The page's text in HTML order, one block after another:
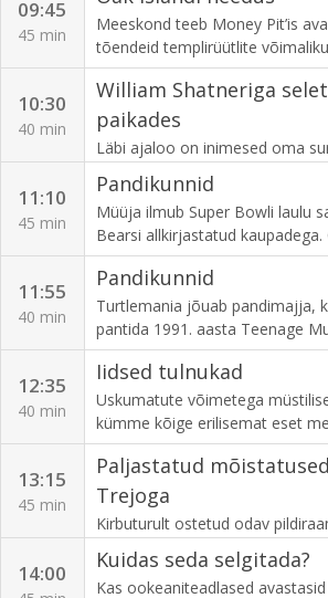
lasketiiru.
09:45
45 min
Meeskond teeb Money Pit’is
tõendeid templirüütlite
Islandi mõistatusega.
10:30
40 min
William Shatneriga
paikades
Läbi ajaloo on inimesed oma
meil on loomupärane vajadus
kaevata? Mida me otsime ja
saladused jäävad haudadesse
11:10
45 min
Pandikunnid
Müüja ilmub Super Bowli laulu
Bearsi allkirjastatud
poosi, kui uurib pronksist
tervitab oma väikest sõpra –
koopiat filmist "Scarface".
11:55
40 min
Pandikunnid
Turtlemania jõuab pandimajja,
pantida 1991. aasta Teenage
tegelaskuju ja prototüüpi. Kas
hinnasoovi peale "cowabunga"
"kilbiks"?
12:35
40 min
Iidsed tulnukad
Uskumatute võimetega
kümme kõige erilisemat eset
13:15
45 min
Paljastatud
Trejoga
Kirbuturult ostetud odav
iseseisvusdeklaratsiooni.
tavalisel Ameerika täikal. Seina
ihaldatud koomiksiraamat.
14:00
Kuidas seda selgitada?
Kas ookeaniteadlased